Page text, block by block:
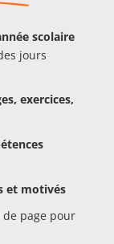
scolaire
jours
exercices,
et motivés
page pour